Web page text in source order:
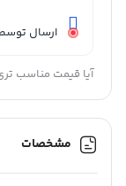
جنس دسته: استیل
قابل شست‌و‌شو:
ارسال توسط
آیا قیمت مناسب
مشخصات